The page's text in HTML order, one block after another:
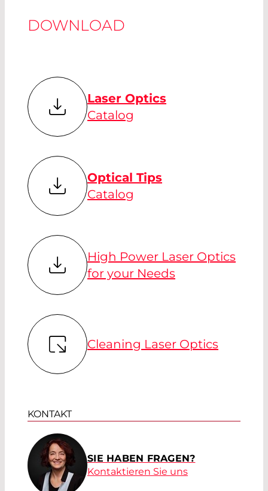
DOWNLOAD
Laser Optics
Catalog
Optical Tips
Catalog
High Power Laser Optics
for your Needs
Cleaning Laser Optics
KONTAKT
SIE HABEN FRAGEN?
Kontaktieren Sie uns